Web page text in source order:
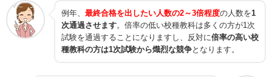
例年、 最終合格を出したい人数の2～3倍程度の人数を1
次通過させます。倍率の低い校種教科は多くの方が1次
試験を通過することになりますし、反対に倍率の高い校
種教科の方は1次試験から熾烈な競争となります。